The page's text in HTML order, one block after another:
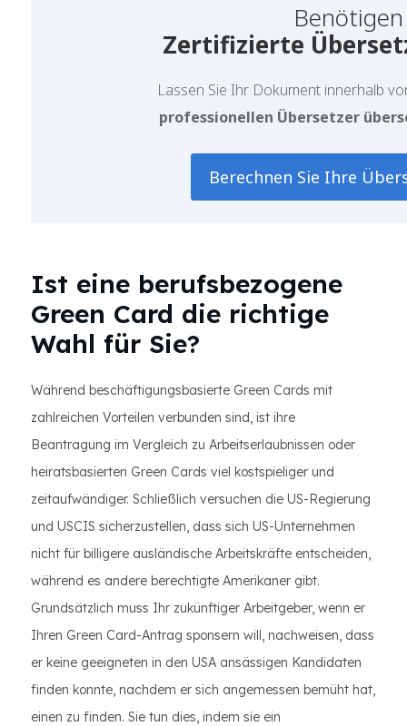
Zertifizierte
Lassen Sie Ihr Dokument innerhalb
professionellen Übersetzer
Berechnen Sie Ihre
Ist eine berufsbezogene
Green Card die richtige
Wahl für Sie?
Während beschäftigungsbasierte Green Cards mit
zahlreichen Vorteilen verbunden sind, ist ihre
Beantragung im Vergleich zu Arbeitserlaubnissen oder
heiratsbasierten Green Cards viel kostspieliger und
zeitaufwändiger. Schließlich versuchen die US-Regierung
und USCIS sicherzustellen, dass sich US-Unternehmen
nicht für billigere ausländische Arbeitskräfte entscheiden,
während es andere berechtigte Amerikaner gibt.
Grundsätzlich muss Ihr zukünftiger Arbeitgeber, wenn er
Ihren Green Card-Antrag sponsern will, nachweisen, dass
er keine geeigneten in den USA ansässigen Kandidaten
finden konnte, nachdem er sich angemessen bemüht hat,
einen zu finden. Sie tun dies, indem sie ein